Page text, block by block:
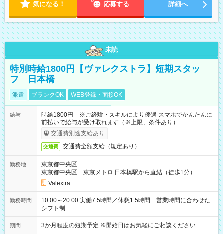
気になる！ 応募する 詳細へ
未読
特別時給1800円【ヴァレクストラ】短期スタッ
フ 日本橋
派遣 ブランクOK WEB登録・面接OK
給与
時給1800円 ※ご経験・スキルにより優遇 スマホでかんたんに
前払いで給与が受け取れます（※上限、条件あり）
交通費別途支給あり
交通費 交通費全額支給（規定あり）
勤務地
東京都中央区
東京都中央区 東京メトロ 日本橋駅から直結（徒歩1分）
Valextra
勤務時間
10:00～20:00 実働7.5時間／休憩1.5時間 営業時間に合わせた
シフト制
期間 3か月程度の短期予定 ※開始日はお気軽にご相談ください